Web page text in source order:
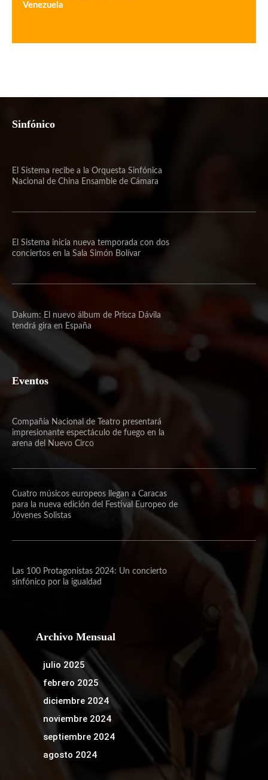
Venezuela
Sinfónico
El Sistema recibe a la Orquesta Sinfónica
Nacional de China Ensamble de Cámara
El Sistema inicia nueva temporada con dos
conciertos en la Sala Simón Bolívar
Dakum: El nuevo álbum de Prisca Dávila
tendrá gira en España
Eventos
Compañía Nacional de Teatro presentará
impresionante espectáculo de fuego en la
arena del Nuevo Circo
Cuatro músicos europeos llegan a Caracas
para la nueva edición del Festival Europeo de
Jóvenes Solistas
Las 100 Protagonistas 2024: Un concierto
sinfónico por la igualdad
Archivo Mensual
julio 2025
febrero 2025
diciembre 2024
noviembre 2024
septiembre 2024
agosto 2024